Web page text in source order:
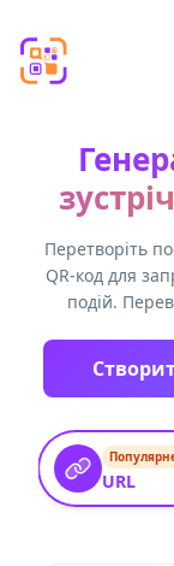
Перетворіть
QR-код для
подій.
URL